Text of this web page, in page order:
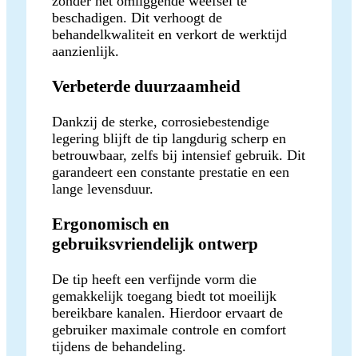
beschadigen. Dit verhoogt de
behandelkwaliteit en verkort de werktijd
aanzienlijk.
Verbeterde duurzaamheid
Dankzij de sterke, corrosiebestendige
legering blijft de tip langdurig scherp en
betrouwbaar, zelfs bij intensief gebruik. Dit
garandeert een constante prestatie en een
lange levensduur.
Ergonomisch en
gebruiksvriendelijk ontwerp
De tip heeft een verfijnde vorm die
gemakkelijk toegang biedt tot moeilijk
bereikbare kanalen. Hierdoor ervaart de
gebruiker maximale controle en comfort
tijdens de behandeling.